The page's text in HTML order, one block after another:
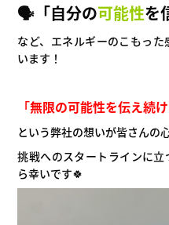
🗣「自分の可能性を
など、エネルギーのこもっ
います！
「無限の可能性を伝え続
という弊社の想いが皆さんの
挑戦へのスタートラインに
ら幸いです🍀